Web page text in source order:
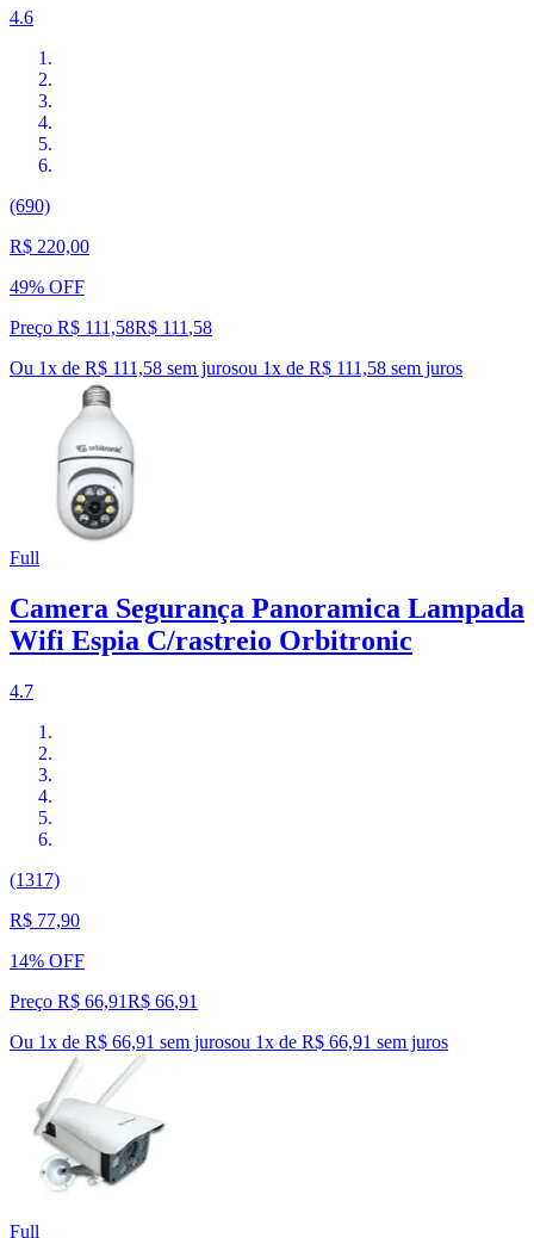
4.6
(690)
R$ 220,00
49% OFF
Preço R$ 111,58R$ 111 ,58
Ou 1x de R$ 111,58 sem jurosou 1x de R$ 111,58 sem juros
Full
Camera Segurança Panoramica Lampada
Wifi Espia C/rastreio Orbitronic
4.7
(1317)
R$ 77,90
14% OFF
Preço R$ 66,91R$ 66,91
Ou 1x de R$ 66,91 sem jurosou 1x de R$ 66,91 sem juros
Full